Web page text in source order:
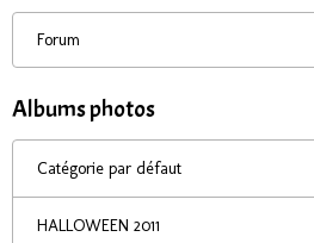
Forum
Albums photos
Catégorie par défaut
HALLOWEEN 2011